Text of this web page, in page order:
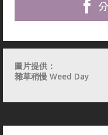
圖片提供：
雜草稍慢 Weed Day